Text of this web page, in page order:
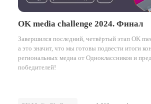
OK media challenge 2024. Финал
Завершился последний, четвёртый этап OK
а это значит, что мы готовы подвести итоги
региональных медиа от Одноклассников и
победителей!